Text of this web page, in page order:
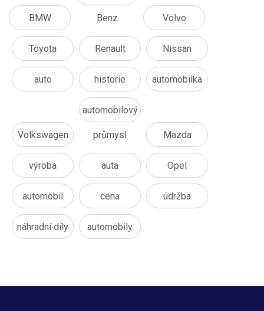
BMW Benz Volvo
Toyota Renault Nissan
auto historie automobilka
Volkswagen
automobilový
průmysl Mazda
výroba auta Opel
automobil cena údržba
náhradní díly automobily